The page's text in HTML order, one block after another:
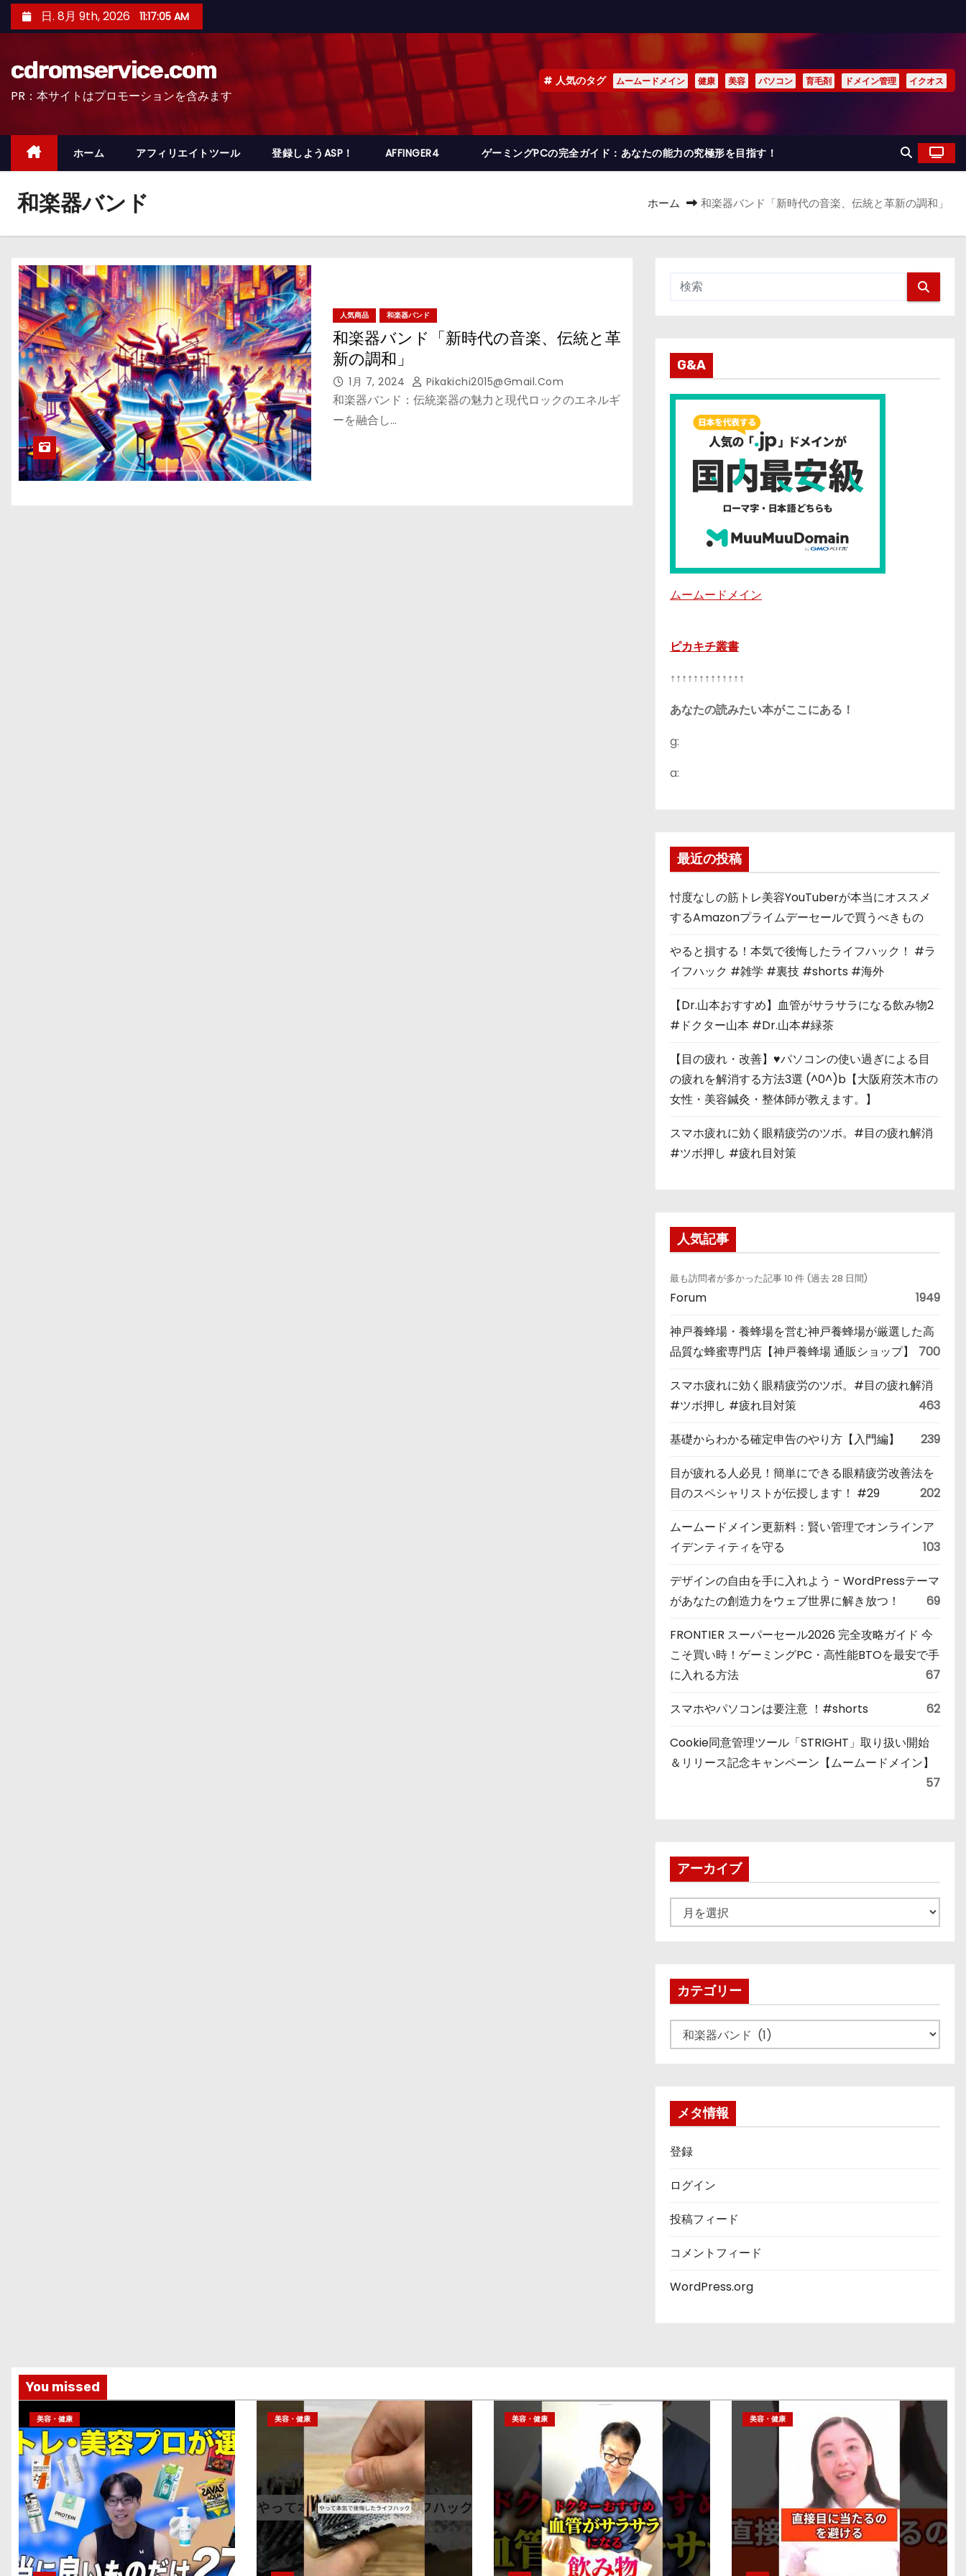
ン
ッ
日. 8月 9th, 2026 11:17:06 AM
cdromservice.com
PR：本サイトはプロモーションを含みます
人気のタグ ムームードメイン 健康 美容 パソコン 育毛剤 ドメイン管理 イクオス
ホーム アフィリエイトツール 登録しようASP！ AFFINGER4 ゲーミングPCの完全ガイド：あなたの能力の究極形を目指す！
和楽器バンド ホーム 和楽器バンド「新時代の音楽、伝統と革新の調和」
人気商品 和楽器バンド
和楽器バンド「新時代の音楽、伝統と革
新の調和」
1月 7, 2024 Pikakichi2015@gmail.com
和楽器バンド：伝統楽器の魅力と現代ロックのエネルギ
ーを融合し…
G&A
ムームードメイン
ピカキチ叢書
↑↑↑↑↑↑↑↑↑↑↑↑↑
あなたの読みたい本がここにある！
g:
a:
最近の投稿
忖度なしの筋トレ美容YouTuberが本当にオススメ
するAmazonプライムデーセールで買うべきもの
やると損する！本気で後悔したライフハック！ #ラ
イフハック #雑学 #裏技 #shorts #海外
【Dr.山本おすすめ】血管がサラサラになる飲み物2
#ドクター山本 #Dr.山本#緑茶
【目の疲れ・改善】♥パソコンの使い過ぎによる目
の疲れを解消する方法3選 (^0^)b【大阪府茨木市の
女性・美容鍼灸・整体師が教えます。】
スマホ疲れに効く眼精疲労のツボ。#目の疲れ解消
#ツボ押し #疲れ目対策
人気記事
最も訪問者が多かった記事 10 件 (過去 28 日間)
Forum 1949
神戸養蜂場・養蜂場を営む神戸養蜂場が厳選した高
品質な蜂蜜専門店【神戸養蜂場 通販ショップ】
700
スマホ疲れに効く眼精疲労のツボ。#目の疲れ解消
#ツボ押し #疲れ目対策
463
基礎からわかる確定申告のやり方【入門編】 239
目が疲れる人必見！簡単にできる眼精疲労改善法を
目のスペシャリストが伝授します！ #29
202
ムームードメイン更新料：賢い管理でオンラインア
イデンティティを守る
103
デザインの自由を手に入れよう - WordPressテーマ
があなたの創造力をウェブ世界に解き放つ！
69
FRONTIER スーパーセール2026 完全攻略ガイド 今
こそ買い時！ゲーミングPC・高性能BTOを最安で手
に入れる方法
67
スマホやパソコンは要注意 ！#shorts 62
Cookie同意管理ツール「STRIGHT」取り扱い開始
＆リリース記念キャンペーン【ムームードメイン】
57
アーカイブ
ー
ブカテゴリー
テ
メタ情報
登録
ログイン
投稿フィード
コメントフィード
WordPress.org
You missed
美容・健康 美容・健康 美容・健康 美容・健康